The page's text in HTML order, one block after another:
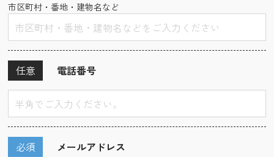
市区町村・番地・建物名など
電話番号
任意
メールアドレス
必須